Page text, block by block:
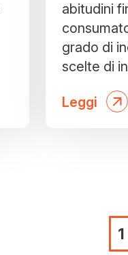
abitudini
grado di
scelte di
Leggi
1